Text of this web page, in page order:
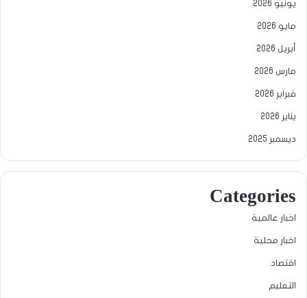
يونيو 2026
مايو 2026
أبريل 2026
مارس 2026
فبراير 2026
يناير 2026
ديسمبر 2025
Categories
اخبار عالمية
اخبار محلية
اقتصاد
التعليم